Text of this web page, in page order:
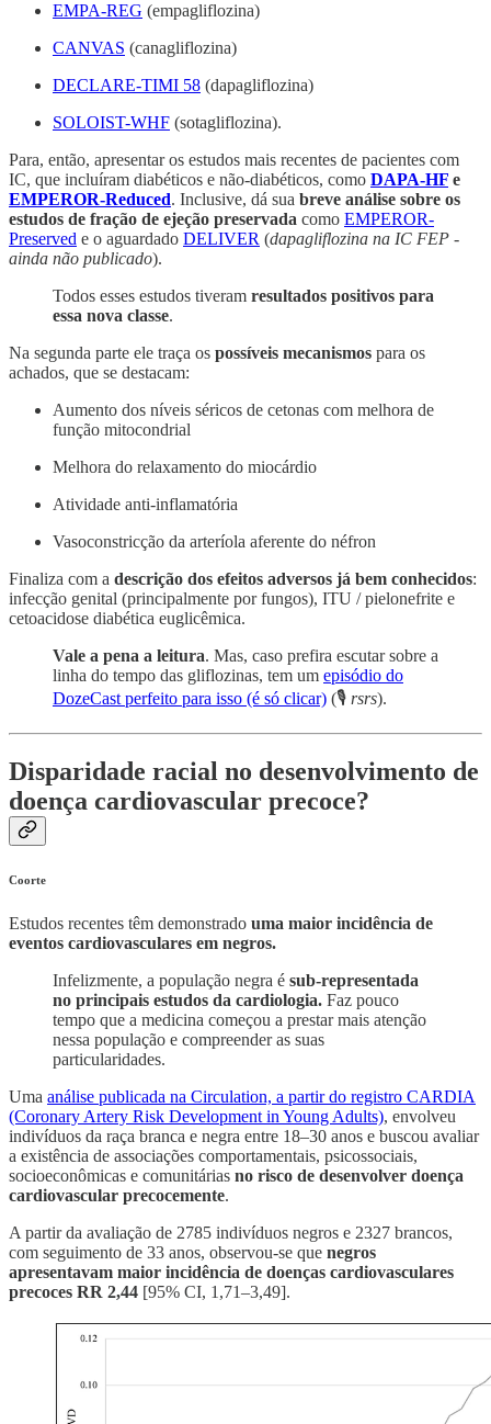
EMPA-REG (empagliflozina)
CANVAS (canagliflozina)
DECLARE-TIMI 58 (dapagliflozina)
SOLOIST-WHF (sotagliflozina).
Para, então, apresentar os estudos mais recentes de pacientes com
IC, que incluíram diabéticos e não-diabéticos, como DAPA-HF e
EMPEROR-Reduced. Inclusive, dá sua breve análise sobre os
estudos de fração de ejeção preservada como EMPEROR-
Preserved e o aguardado DELIVER (dapagliflozina na IC FEP -
ainda não publicado).
Todos esses estudos tiveram resultados positivos para
essa nova classe.
Na segunda parte ele traça os possíveis mecanismos para os
achados, que se destacam:
Aumento dos níveis séricos de cetonas com melhora de
função mitocondrial
Melhora do relaxamento do miocárdio
Atividade anti-inflamatória
Vasoconstricção da arteríola aferente do néfron
Finaliza com a descrição dos efeitos adversos já bem conhecidos:
infecção genital (principalmente por fungos), ITU / pielonefrite e
cetoacidose diabética euglicêmica.
Vale a pena a leitura. Mas, caso prefira escutar sobre a
linha do tempo das gliflozinas, tem um episódio do
DozeCast perfeito para isso (é só clicar) (🎙 rsrs).
Disparidade racial no desenvolvimento de
doença cardiovascular precoce?
Coorte
Estudos recentes têm demonstrado uma maior incidência de
eventos cardiovasculares em negros.
Infelizmente, a população negra é sub-representada
no principais estudos da cardiologia. Faz pouco
tempo que a medicina começou a prestar mais atenção
nessa população e compreender as suas
particularidades.
Uma análise publicada na Circulation, a partir do registro CARDIA
(Coronary Artery Risk Development in Young Adults), envolveu
indivíduos da raça branca e negra entre 18–30 anos e buscou avaliar
a existência de associações comportamentais, psicossociais,
socioeconômicas e comunitárias no risco de desenvolver doença
cardiovascular precocemente.
A partir da avaliação de 2785 indivíduos negros e 2327 brancos,
com seguimento de 33 anos, observou-se que negros
apresentavam maior incidência de doenças cardiovasculares
precoces RR 2,44 [95% CI, 1,71–3,49].